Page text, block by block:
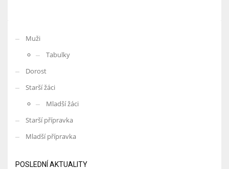
Muži
Tabulky
Dorost
Starší žáci
Mladší žáci
Starší přípravka
Mladší přípravka
POSLEDNÍ AKTUALITY